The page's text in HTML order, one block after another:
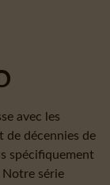
avec les
de décennies de
spécifiquement
Notre série